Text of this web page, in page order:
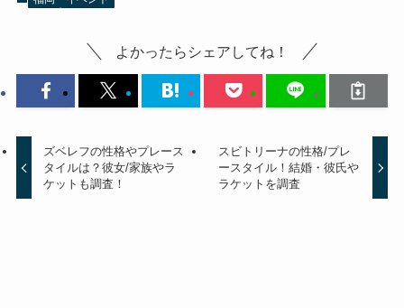
よかったらシェアしてね！
ズベレフの性格やプレース
タイルは？彼女/家族やラ
ケットも調査！
スビトリーナの性格/プレ
ースタイル！結婚・彼氏や
ラケットを調査